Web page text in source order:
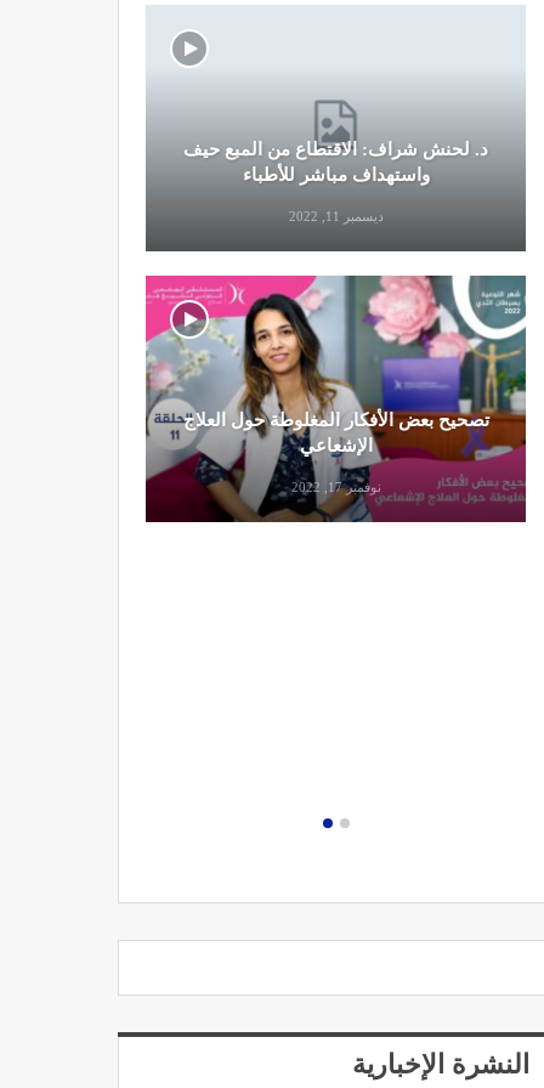
د. لحنش شراف: الاقتطاع من المبع حيف
واستهداف مباشر للأطباء
ديسمبر 11, 2022
تصحيح بعض الأفكار المغلوطة حول العلاج
الإشعاعي
نوفمبر 17, 2022
النشرة الإخبارية